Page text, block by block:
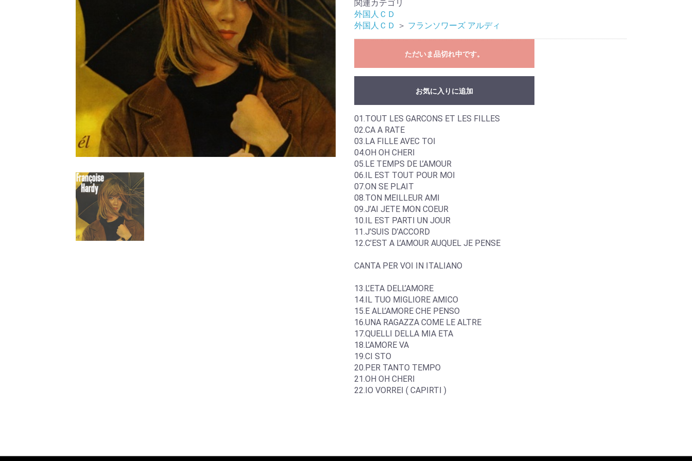
関連カテゴリ
外国人ＣＤ
外国人ＣＤ ＞ フランソワーズ アルディ
ただいま品切れ中です。
お気に入りに追加
01.TOUT LES GARCONS ET LES FILLES
02.CA A RATE
03.LA FILLE AVEC TOI
04.OH OH CHERI
05.LE TEMPS DE L’AMOUR
06.IL EST TOUT POUR MOI
07.ON SE PLAIT
08.TON MEILLEUR AMI
09.J’AI JETE MON COEUR
10.IL EST PARTI UN JOUR
11.J’SUIS D’ACCORD
12.C’EST A L’AMOUR AUQUEL JE PENSE
CANTA PER VOI IN ITALIANO
13.L’ETA DELL’AMORE
14.IL TUO MIGLIORE AMICO
15.E ALL’AMORE CHE PENSO
16.UNA RAGAZZA COME LE ALTRE
17.QUELLI DELLA MIA ETA
18.L’AMORE VA
19.CI STO
20.PER TANTO TEMPO
21.OH OH CHERI
22.IO VORREI ( CAPIRTI )